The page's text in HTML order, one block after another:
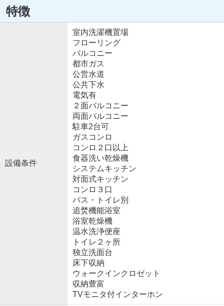
特徴
設備条件
室内洗濯機置場
フローリング
バルコニー
都市ガス
公営水道
公共下水
電気有
２面バルコニー
両面バルコニー
駐車2台可
ガスコンロ
コンロ２口以上
食器洗い乾燥機
システムキッチン
対面式キッチン
コンロ３口
バス・トイレ別
追焚機能浴室
浴室乾燥機
温水洗浄便座
トイレ２ヶ所
独立洗面台
床下収納
ウォークインクロゼット
収納豊富
TVモニタ付インターホン